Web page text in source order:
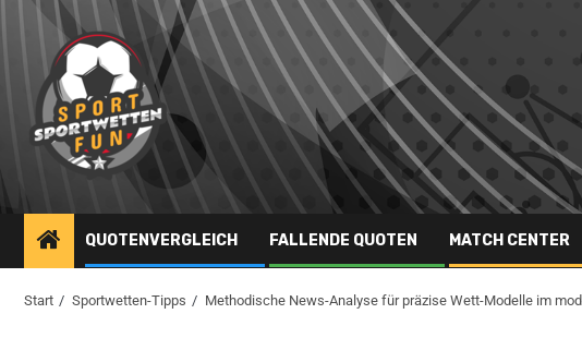
QUOTENVERGLEICH FALLENDE QUOTEN MATCH CENTER
Start Sportwetten-Tipps Methodische News-Analyse für präzise Wett-Modelle im